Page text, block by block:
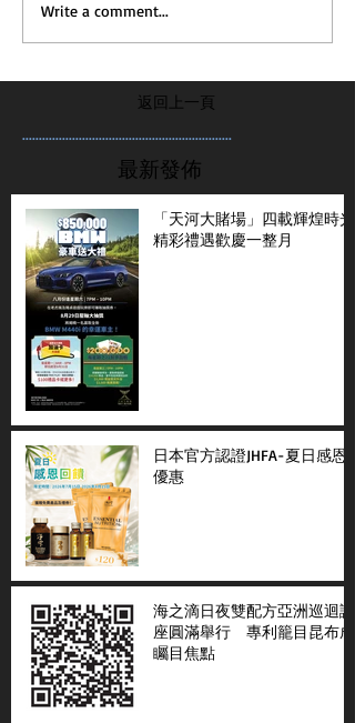
Write a comment...
返回上一頁
...............................................................
最新發佈
「天河大賭場」四載輝煌時光
精彩禮遇歡慶一整月
日本官方認證JHFA-夏日感恩
優惠
海之滴日夜雙配方亞洲巡迴講
座圓滿舉行 專利籠目昆布成
矚目焦點